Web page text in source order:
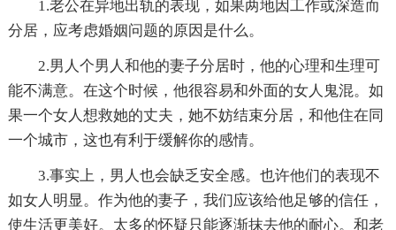
1.老公在异地出轨的表现，如果两地因工作或深造而
分居，应考虑婚姻问题的原因是什么。
2.男人个男人和他的妻子分居时，他的心理和生理可
能不满意。在这个时候，他很容易和外面的女人鬼混。如
果一个女人想救她的丈夫，她不妨结束分居，和他住在同
一个城市，这也有利于缓解你的感情。
3.事实上，男人也会缺乏安全感。也许他们的表现不
如女人明显。作为他的妻子，我们应该给他足够的信任，
使生活更美好。太多的怀疑只能逐渐抹去他的耐心。和老